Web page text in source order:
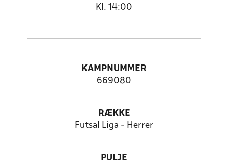
Kl. 14:00
KAMPNUMMER
669080
RÆKKE
Futsal Liga - Herrer
PULJE